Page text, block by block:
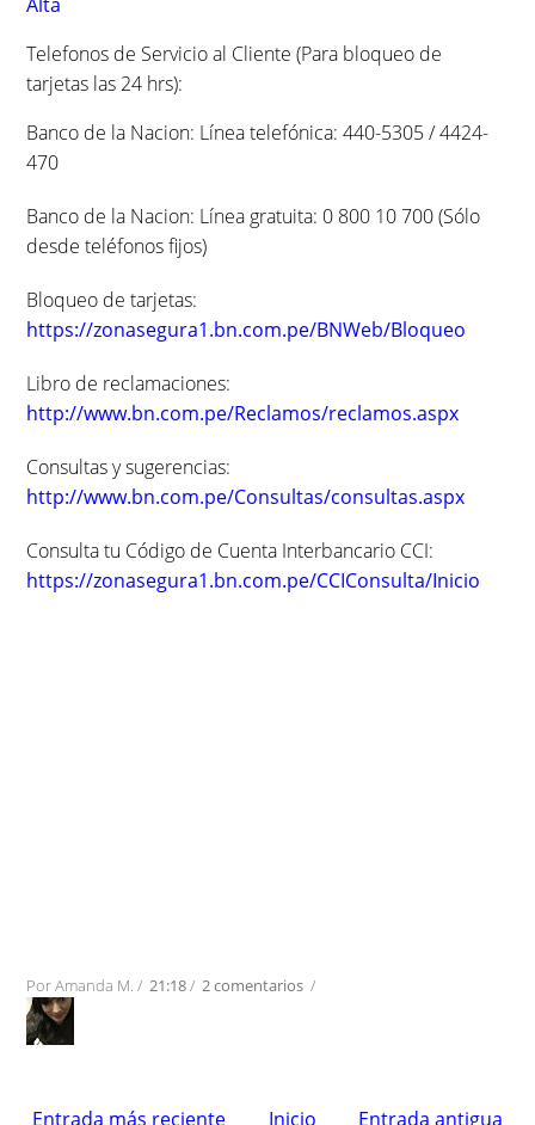
Telefonos de Servicio al Cliente (Para bloqueo de
tarjetas las 24 hrs):
Banco de la Nacion: Línea telefónica: 440-5305 / 4424-
470
Banco de la Nacion: Línea gratuita: 0 800 10 700 (Sólo
desde teléfonos fijos)
Bloqueo de tarjetas:
https://zonasegura1.bn.com.pe/BNWeb/Bloqueo
Libro de reclamaciones:
http://www.bn.com.pe/Reclamos/reclamos.aspx
Consultas y sugerencias:
http://www.bn.com.pe/Consultas/consultas.aspx
Consulta tu Código de Cuenta Interbancario CCI:
https://zonasegura1.bn.com.pe/CCIConsulta/Inicio
PorAmanda M. /21:18/2 comentarios /
Entrada más reciente Entrada antigua
Inicio